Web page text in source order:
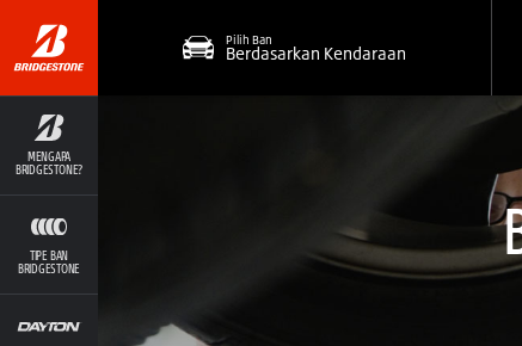
MENGAPA
BRIDGESTONE?
TIPE BAN
BRIDGESTONE
Pilih Ban
Berdasarkan Kendaraan